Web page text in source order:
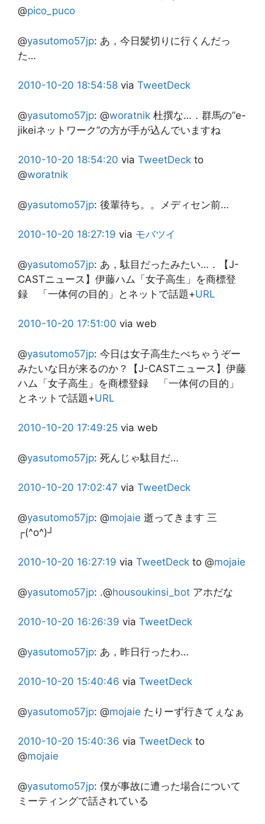
@pico_puco
@yasutomo57jp: あ，今日髪切りに行くんだっ
た…
2010-10-20 18:54:58 via TweetDeck
@yasutomo57jp: @woratnik 杜撰な…．群馬の”e-
jikeiネットワーク”の方が手が込んでいますね
2010-10-20 18:54:20 via TweetDeck to
@woratnik
@yasutomo57jp: 後輩待ち。。メディセン前…
2010-10-20 18:27:19 via モバツイ
@yasutomo57jp: あ，駄目だったみたい…．【J-
CASTニュース】伊藤ハム「女子高生」を商標登
録 「一体何の目的」とネットで話題+URL
2010-10-20 17:51:00 via web
@yasutomo57jp: 今日は女子高生たべちゃうぞー
みたいな日が来るのか？【J-CASTニュース】伊藤
ハム「女子高生」を商標登録 「一体何の目的」
とネットで話題+URL
2010-10-20 17:49:25 via web
@yasutomo57jp: 死んじゃ駄目だ…
2010-10-20 17:02:47 via TweetDeck
@yasutomo57jp: @mojaie 逝ってきます 三
┌(^o^)┘
2010-10-20 16:27:19 via TweetDeck to @mojaie
@yasutomo57jp: .@housoukinsi_bot アホだな
2010-10-20 16:26:39 via TweetDeck
@yasutomo57jp: あ，昨日行ったわ…
2010-10-20 15:40:46 via TweetDeck
@yasutomo57jp: @mojaie たりーず行きてぇなぁ
2010-10-20 15:40:36 via TweetDeck to
@mojaie
@yasutomo57jp: 僕が事故に遭った場合について
ミーティングで話されている